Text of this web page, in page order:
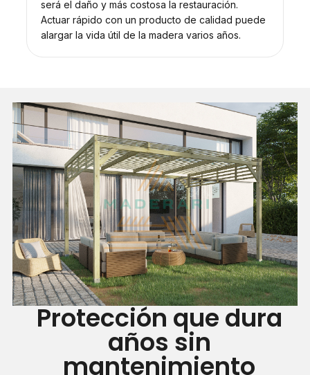
será el daño y más costosa la restauración.
Actuar rápido con un producto de calidad puede
alargar la vida útil de la madera varios años.
Protección que dura
años sin
mantenimiento